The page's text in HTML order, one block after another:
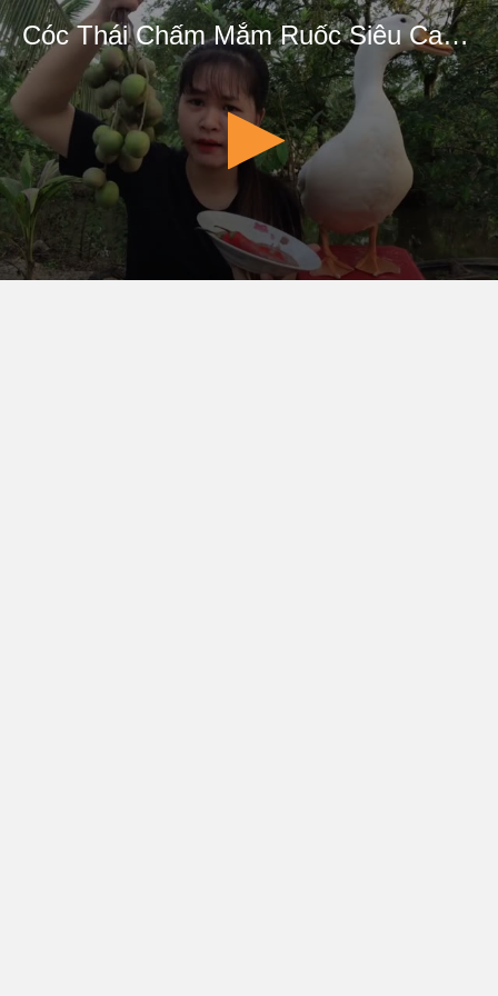
Cóc Thái Chấm Mắm Ruốc Siêu Cay. Bim Bim Nhõng Nhẽo đày đoạ Con Chủ